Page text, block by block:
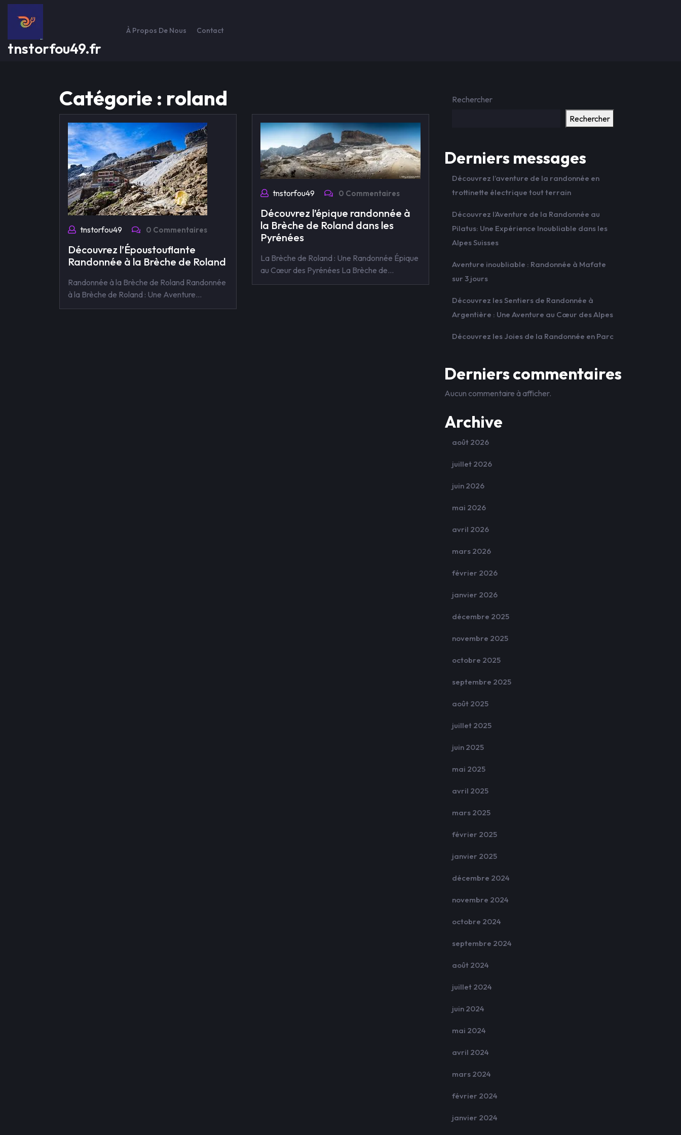
Passer
contenu
tnstorfou49.fr
À Propos De Nous Contact
Catégorie : roland
tnstorfou49 0 Commentaires
Découvrez l’Époustouflante
Randonnée à la Brèche de Roland
Randonnée à la Brèche de Roland Randonnée
à la Brèche de Roland : Une Aventure…
tnstorfou49 0 Commentaires
Découvrez l’épique randonnée à
la Brèche de Roland dans les
Pyrénées
La Brèche de Roland : Une Randonnée Épique
au Cœur des Pyrénées La Brèche de…
Rechercher
Rechercher
Derniers messages
Découvrez l’aventure de la randonnée en
trottinette électrique tout terrain
Découvrez l’Aventure de la Randonnée au
Pilatus: Une Expérience Inoubliable dans les
Alpes Suisses
Aventure inoubliable : Randonnée à Mafate
sur 3 jours
Découvrez les Sentiers de Randonnée à
Argentière : Une Aventure au Cœur des Alpes
Découvrez les Joies de la Randonnée en Parc
Derniers commentaires
Aucun commentaire à afficher.
Archive
août 2026
juillet 2026
juin 2026
mai 2026
avril 2026
mars 2026
février 2026
janvier 2026
décembre 2025
novembre 2025
octobre 2025
septembre 2025
août 2025
juillet 2025
juin 2025
mai 2025
avril 2025
mars 2025
février 2025
janvier 2025
décembre 2024
novembre 2024
octobre 2024
septembre 2024
août 2024
juillet 2024
juin 2024
mai 2024
avril 2024
mars 2024
février 2024
janvier 2024